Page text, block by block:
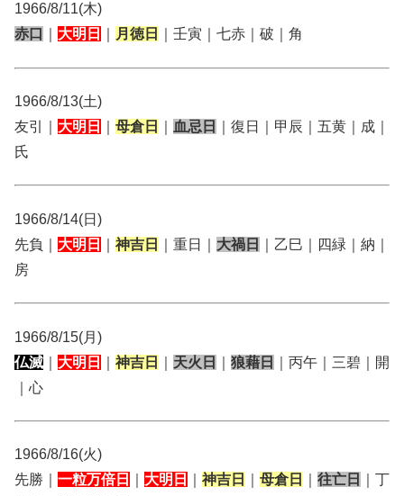
1966/8/11(木)
赤口
大明日 月徳日 ｜壬寅｜七赤｜破｜角
1966/8/13(土)
友引｜ 大明日 母倉日 血忌日
｜復日｜甲辰｜五黄｜成｜
氏
1966/8/14(日)
先負｜ 大明日 神吉日 ｜重日｜ 大禍日
｜乙巳｜四緑｜納｜
房
1966/8/15(月)
仏滅
大明日 神吉日 天火日 狼藉日
｜丙午｜三碧｜開
｜心
1966/8/16(火)
先勝｜ 一粒万倍日 大明日 神吉日 母倉日 往亡日
｜丁